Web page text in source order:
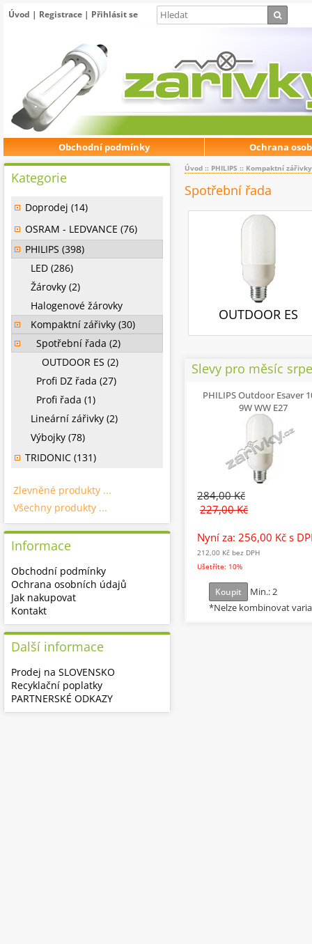
Úvod | Registrace | Přihlásit se
Obchodní podmínky Ochrana
Úvod :: PHILIPS :: Kompaktní zářivky
Spotřební řada
OUTDOOR ES
Slevy pro měsíc
PHILIPS Outdoor Esaver
9W WW E27
284,00 Kč
227,00 Kč
Nyní za: 256,00 Kč s
212,00 Kč bez DPH
Ušetříte: 10%
Koupit
Min.: 2
*Nelze kombinovat
Kategorie
Doprodej (14)
OSRAM - LEDVANCE (76)
PHILIPS (398)
LED (286)
Žárovky (2)
Halogenové žárovky
Kompaktní zářivky (30)
Spotřební řada (2)
OUTDOOR ES (2)
Profi DZ řada (27)
Profi řada (1)
Lineární zářivky (2)
Výbojky (78)
TRIDONIC (131)
Zlevněné produkty ...
Všechny produkty ...
Informace
Obchodní podmínky
Ochrana osobních údajů
Jak nakupovat
Kontakt
Další informace
Prodej na SLOVENSKO
Recyklační poplatky
PARTNERSKÉ ODKAZY